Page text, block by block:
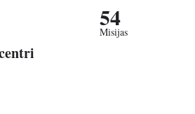
54
Misijas